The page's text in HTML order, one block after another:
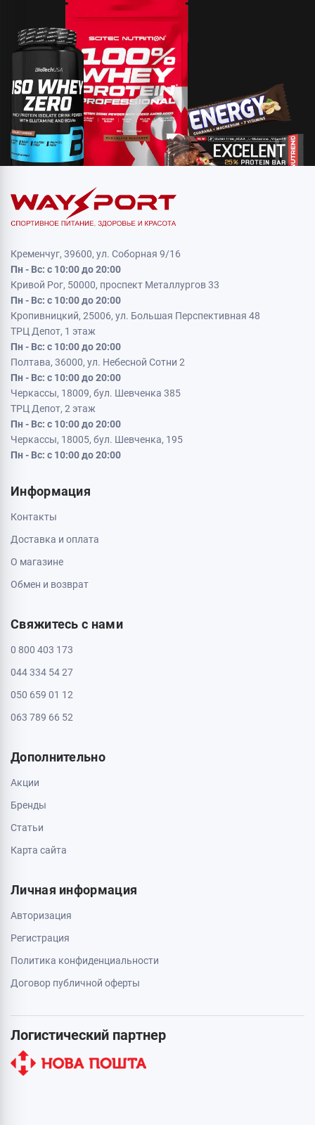
Кременчуг, 39600, ул. Соборная 9/16
Пн - Вс: с 10:00 до 20:00
Кривой Рог, 50000, проспект Металлургов 33
Пн - Вс: с 10:00 до 20:00
Кропивницкий, 25006, ул. Большая Перспективная 48
ТРЦ Депот, 1 этаж
Пн - Вс: с 10:00 до 20:00
Полтава, 36000, ул. Небесной Сотни 2
Пн - Вс: с 10:00 до 20:00
Черкассы, 18009, бул. Шевченка 385
ТРЦ Депот, 2 этаж
Пн - Вс: с 10:00 до 20:00
Черкассы, 18005, бул. Шевченка, 195
Пн - Вс: с 10:00 до 20:00
Информация
Контакты
Доставка и оплата
О магазине
Обмен и возврат
Свяжитесь с нами
0 800 403 173
044 334 54 27
050 659 01 12
063 789 66 52
Дополнительно
Акции
Бренды
Статьи
Карта сайта
Личная информация
Авторизация
Регистрация
Политика конфиденциальности
Договор публичной оферты
Логистический партнер